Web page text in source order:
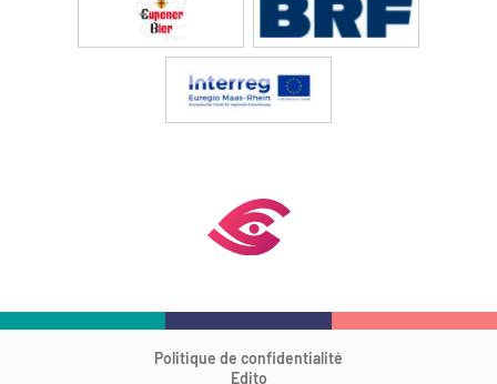
Politique de confidentialité
Edito